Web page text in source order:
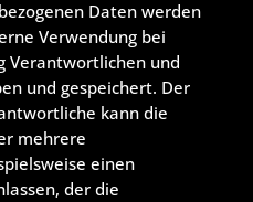
Daten werden
Verwendung bei
Verantwortlichen und
und gespeichert. Der
kann die
mehrere
einen
der die